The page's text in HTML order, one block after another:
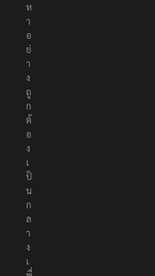
ห
า
อ
ย่
า
ง
ถู
ก
ต้
อ
ง
เ
ป็
น
ก
ล
า
ง
เ